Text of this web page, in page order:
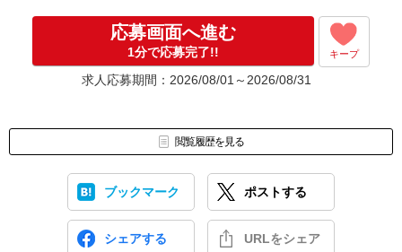
応募画面へ進む
1分で応募完了!! キープ
求人応募期間：2026/08/01～2026/08/31
閲覧履歴を見る
ブックマーク ポストする
シェアする URLをシェア